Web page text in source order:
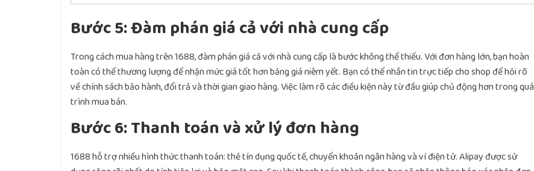
Bước 5: Đàm phán giá cả với nhà cung cấp
Trong cách mua hàng trên 1688, đàm phán giá cả với nhà cung cấp là bước không thể thiếu. Với đơn hàng lớn, bạn hoàn
toàn có thể thương lượng để nhận mức giá tốt hơn bảng giá niêm yết. Bạn có thể nhắn tin trực tiếp cho shop để hỏi rõ
về chính sách bảo hành, đổi trả và thời gian giao hàng. Việc làm rõ các điều kiện này từ đầu giúp chủ động hơn trong quá
trình mua bán.
Bước 6: Thanh toán và xử lý đơn hàng
1688 hỗ trợ nhiều hình thức thanh toán: thẻ tín dụng quốc tế, chuyển khoản ngân hàng và ví điện tử. Alipay được sử